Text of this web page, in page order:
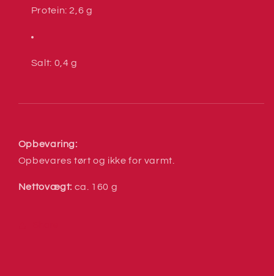
Protein: 2,6 g
Salt: 0,4 g
Opbevaring:
Opbevares tørt og ikke for varmt.
Nettovægt: ca. 160 g